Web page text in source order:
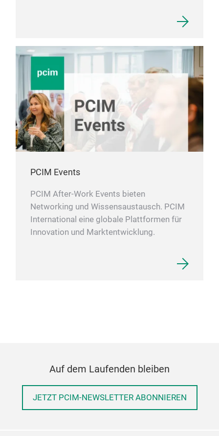
PCIM Events
PCIM After-Work Events bieten
Networking und Wissensaustausch. PCIM
International eine globale Plattformen für
Innovation und Marktentwicklung.
Auf dem Laufenden bleiben
JETZT PCIM-NEWSLETTER ABONNIEREN